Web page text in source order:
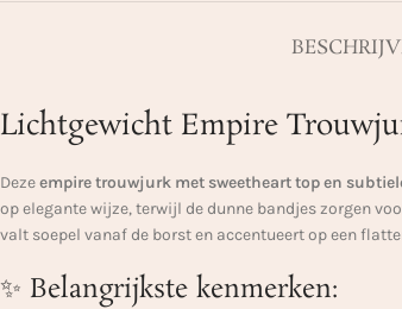
Lichtgewicht Empire
Dezeempire trouwjurk met sweetheart top en
op elegante wijze, terwijl de dunne bandjes zorgen
valt soepel vanaf de borst en accentueert op een
✨ Belangrijkste kenmerken: